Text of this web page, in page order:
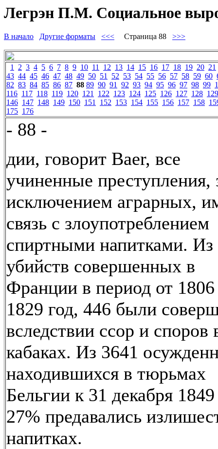
Легрэн П.М. Социальное
В начало Другие форматы <<< Страница 88 >>>
1 2 3 4 5 6 7 8 9 10 11 12 13 14 15 16 17 18 19 20 21
43 44 45 46 47 48 49 50 51 52 53 54 55 56 57 58 59 60
82 83 84 85 86 87 88 89 90 91 92 93 94 95 96 97 98 99
116 117 118 119 120 121 122 123 124 125 126 127 128 129
146 147 148 149 150 151 152 153 154 155 156 157 158
175 176
- 88 -
дии, говорит Baer, все
учиненные преступления,
исключением аграрных,
связь с злоупотреблением
спиртными напитками. Из
убийств совершенных в
Франции в период от
1829 год, 446 были
вследствии ссор и споров
кабаках. Из 3641
находившихся в тюрьмах
Бельгии к 31 декабря 1849
27% предавались
напитках.